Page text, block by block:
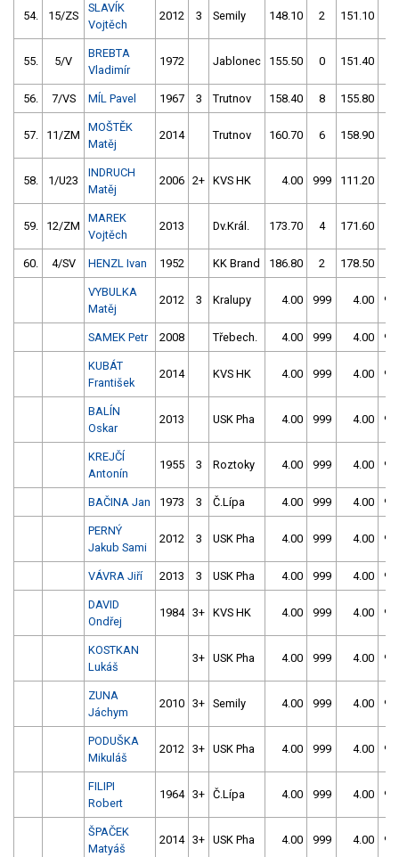
54. 15/ZS
SLAVÍK
Vojtěch
2012 3 Semily 148.10 2 151.10
55. 5/V
BREBTA
Vladimír
1972 Jablonec 155.50 0 151.40
56. 7/VS MÍL Pavel 1967 3 Trutnov 158.40 8 155.80
57. 11/ZM
MOŠTĚK
Matěj
2014 Trutnov 160.70 6 158.90
58. 1/U23
INDRUCH
Matěj
2006 2+ KVS HK 4.00 999 111.20
59. 12/ZM
MAREK
Vojtěch
2013 Dv.Král. 173.70 4 171.60
60. 4/SV HENZL Ivan 1952 KK Brand 186.80 2 178.50
VYBULKA
Matěj
2012 3 Kralupy 4.00 999 4.00
SAMEK Petr 2008 Třebech. 4.00 999 4.00
KUBÁT
František
2014 KVS HK 4.00 999 4.00
BALÍN
Oskar
2013 USK Pha 4.00 999 4.00
KREJČÍ
Antonín
1955 3 Roztoky 4.00 999 4.00
BAČINA Jan 1973 3 Č.Lípa 4.00 999 4.00
PERNÝ
Jakub Sami
2012 3 USK Pha 4.00 999 4.00
VÁVRA Jiří 2013 3 USK Pha 4.00 999 4.00
DAVID
Ondřej
1984 3+ KVS HK 4.00 999 4.00
KOSTKAN
Lukáš
3+ USK Pha 4.00 999 4.00
ZUNA
Jáchym
2010 3+ Semily 4.00 999 4.00
PODUŠKA
Mikuláš
2012 3+ USK Pha 4.00 999 4.00
FILIPI
Robert
1964 3+ Č.Lípa 4.00 999 4.00
ŠPAČEK
Matyáš
2014 3+ USK Pha 4.00 999 4.00